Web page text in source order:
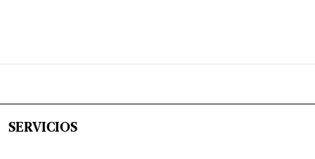
SERVICIOS